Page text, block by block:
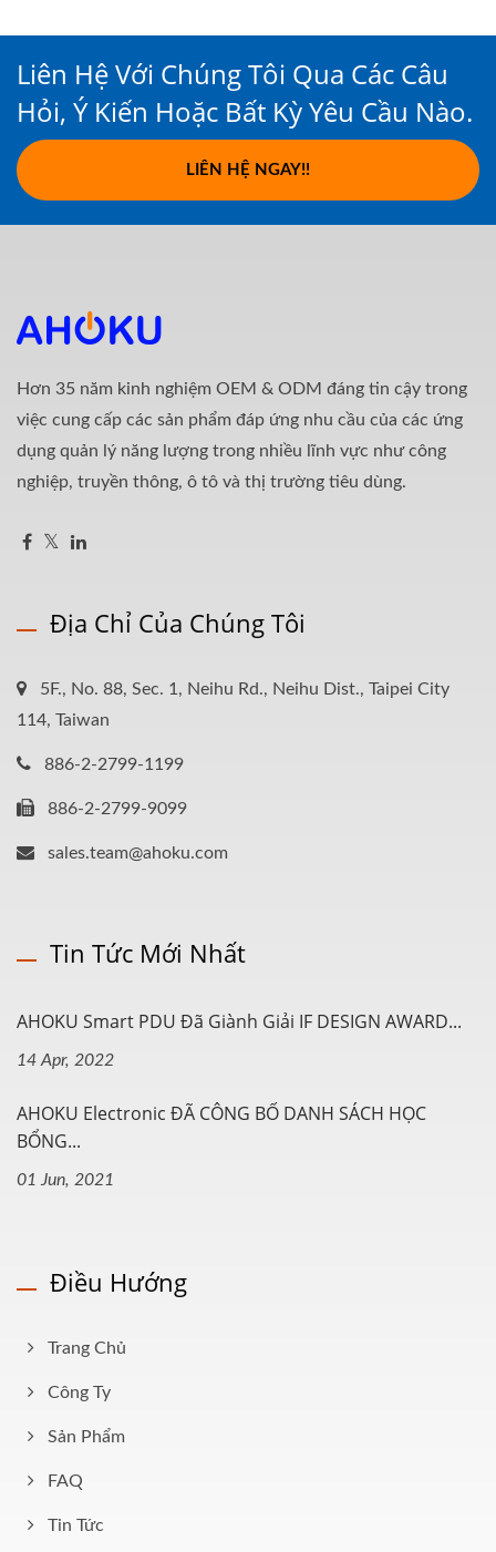
Liên Hệ Với Chúng Tôi Qua Các Câu
Hỏi, Ý Kiến Hoặc Bất Kỳ Yêu Cầu Nào.
LIÊN HỆ NGAY!!
Hơn 35 năm kinh nghiệm OEM & ODM đáng tin cậy trong
việc cung cấp các sản phẩm đáp ứng nhu cầu của các ứng
dụng quản lý năng lượng trong nhiều lĩnh vực như công
nghiệp, truyền thông, ô tô và thị trường tiêu dùng.
Địa Chỉ Của Chúng Tôi
5F., No. 88, Sec. 1, Neihu Rd., Neihu Dist., Taipei City
114, Taiwan
886-2-2799-1199
886-2-2799-9099
sales.team@ahoku.com
Tin Tức Mới Nhất
AHOKU Smart PDU Đã Giành Giải IF DESIGN AWARD...
14 Apr, 2022
AHOKU Electronic ĐÃ CÔNG BỐ DANH SÁCH HỌC
BỔNG...
01 Jun, 2021
Điều Hướng
Trang Chủ
Công Ty
Sản Phẩm
FAQ
Tin Tức